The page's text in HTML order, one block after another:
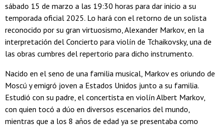
sábado 15 de marzo a las 19:30 horas para dar inicio a su
temporada oficial 2025. Lo hará con el retorno de un solista
reconocido por su gran virtuosismo, Alexander Markov, en la
interpretación del Concierto para violín de Tchaikovsky, una de
las obras cumbres del repertorio para dicho instrumento.
Nacido en el seno de una familia musical, Markov es oriundo de
Moscú y emigró joven a Estados Unidos junto a su familia.
Estudió con su padre, el concertista en violín Albert Markov,
con quien tocó a dúo en diversos escenarios del mundo,
mientras que a los 8 años de edad ya se presentaba como